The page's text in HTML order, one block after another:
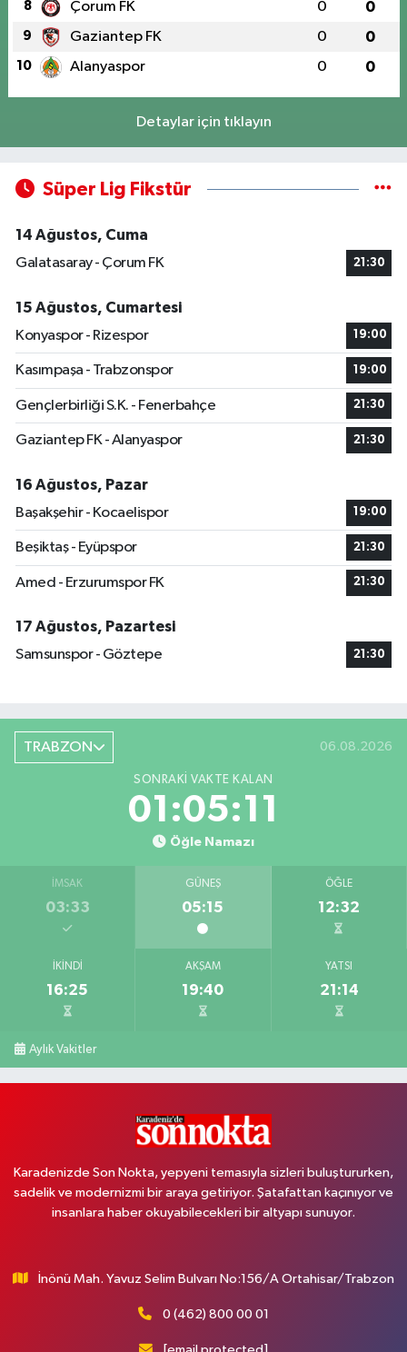
8 Çorum FK 0 0
9 Gaziantep FK 0 0
10 Alanyaspor 0 0
Detaylar için tıklayın
Süper Lig Fikstür
14 Ağustos, Cuma
Galatasaray - Çorum FK
21:30
15 Ağustos, Cumartesi
Konyaspor - Rizespor
19:00
Kasımpaşa - Trabzonspor 19:00
Gençlerbirliği S.K. - Fenerbahçe 21:30
Gaziantep FK - Alanyaspor 21:30
16 Ağustos, Pazar
Başakşehir - Kocaelispor
19:00
Beşiktaş - Eyüpspor 21:30
Amed - Erzurumspor FK 21:30
17 Ağustos, Pazartesi
Samsunspor - Göztepe
21:30
TRABZON 06.08.2026
SONRAKI VAKTE KALAN
01:05:11
Öğle Namazı
İMSAK
03:33
GÜNEŞ
05:15
ÖĞLE
12:32
İKINDI
16:25
AKŞAM
19:40
YATSI
21:14
Aylık Vakitler
Karadenizde Son Nokta, yepyeni temasıyla sizleri buluştururken,
sadelik ve modernizmi bir araya getiriyor. Şatafattan kaçınıyor ve
insanlara haber okuyabilecekleri bir altyapı sunuyor.
İnönü Mah. Yavuz Selim Bulvarı No:156/A Ortahisar/Trabzon
0 (462) 800 00 01